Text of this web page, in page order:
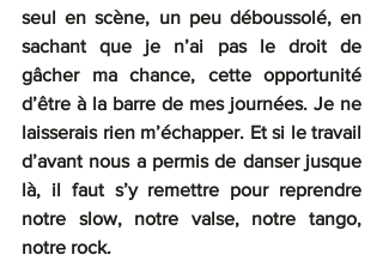
seul en scène, un peu déboussolé, en
sachant que je n’ai pas le droit de
gâcher ma chance, cette opportunité
d’être à la barre de mes journées. Je ne
laisserais rien m’échapper. Et si le travail
d’avant nous a permis de danser jusque
là, il faut s’y remettre pour reprendre
notre slow, notre valse, notre tango,
notre rock.